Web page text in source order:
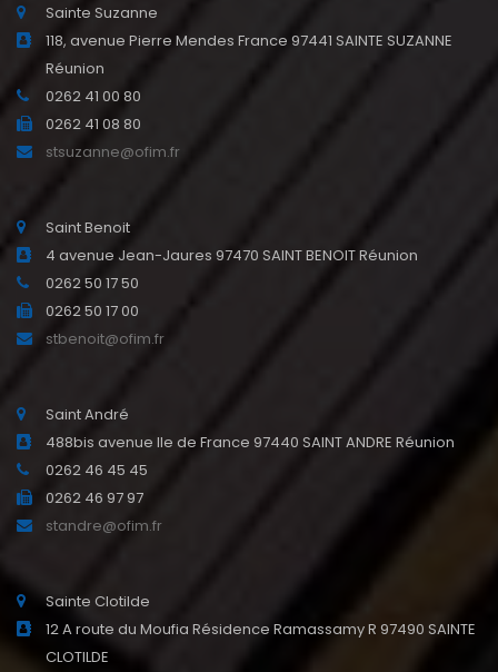
Sainte Suzanne
118, avenue Pierre Mendes France 97441 SAINTE SUZANNE
Réunion
0262 41 00 80
0262 41 08 80
stsuzanne@ofim.fr
Saint Benoit
4 avenue Jean-Jaures 97470 SAINT BENOIT Réunion
0262 50 17 50
0262 50 17 00
stbenoit@ofim.fr
Saint André
488bis avenue Ile de France 97440 SAINT ANDRE Réunion
0262 46 45 45
0262 46 97 97
standre@ofim.fr
Sainte Clotilde
12 A route du Moufia Résidence Ramassamy R 97490 SAINTE
CLOTILDE